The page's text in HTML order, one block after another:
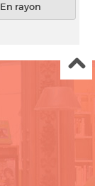
En rayon